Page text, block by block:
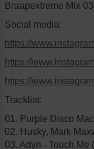
Braapextreme Mix
Social media:
https://
https://
https://
Tracklist:
01. Purple Disco
02. Husky, Mark
03. Adyn - Touch